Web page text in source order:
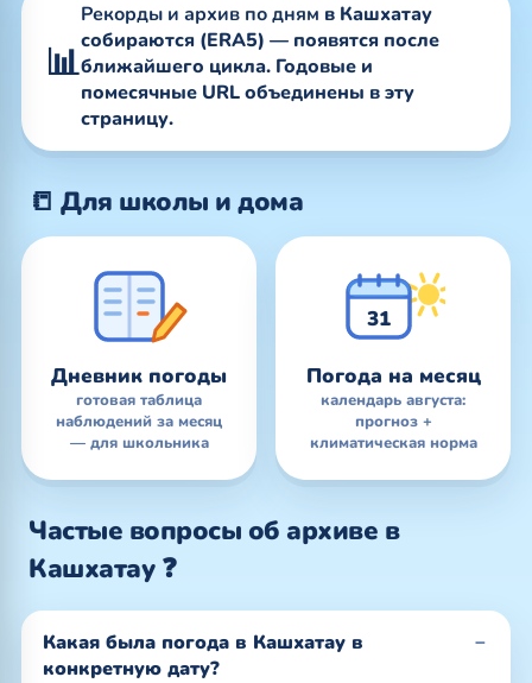
📊
Рекорды и архив по дням в Кашхатау
собираются (ERA5) — появятся после
ближайшего цикла. Годовые и
помесячные URL объединены в эту
страницу.
📒 Для школы и дома
Дневник погоды
готовая таблица
наблюдений за месяц
— для школьника
31
Погода на месяц
календарь августа:
прогноз +
климатическая норма
Частые вопросы об архиве в
Кашхатау ❓
Какая была погода в Кашхатау в
конкретную дату?